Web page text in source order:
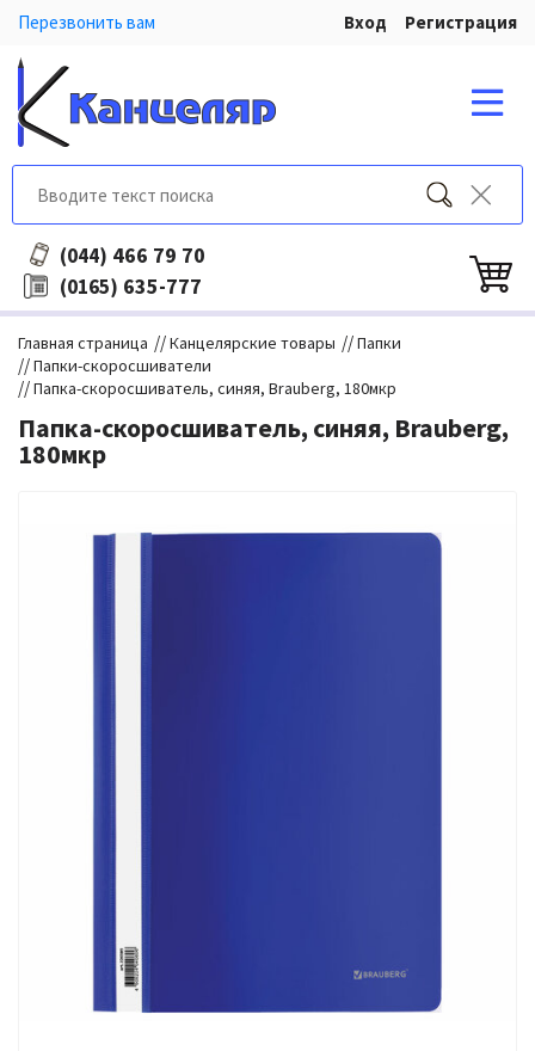
Перезвонить вам Вход Регистрация
(044) 466 79 70
(0165) 635-777
Главная страница //Канцелярские товары //Папки
//Папки-скоросшиватели
//Папка-скоросшиватель, синяя, Brauberg, 180мкр
Папка-скоросшиватель, синяя, Brauberg,
180мкр